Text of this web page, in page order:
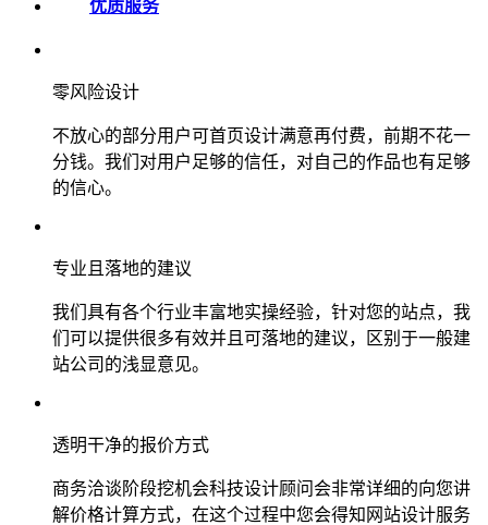
优质服务
零风险设计
不放心的部分用户可首页设计满意再付费，前期不花一
分钱。我们对用户足够的信任，对自己的作品也有足够
的信心。
专业且落地的建议
我们具有各个行业丰富地实操经验，针对您的站点，我
们可以提供很多有效并且可落地的建议，区别于一般建
站公司的浅显意见。
透明干净的报价方式
商务洽谈阶段挖机会科技设计顾问会非常详细的向您讲
解价格计算方式，在这个过程中您会得知网站设计服务